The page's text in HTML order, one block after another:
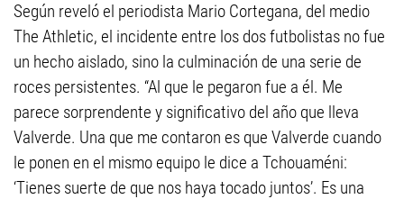
Según reveló el periodista Mario Cortegana, del medio
The Athletic, el incidente entre los dos futbolistas no fue
un hecho aislado, sino la culminación de una serie de
roces persistentes. “Al que le pegaron fue a él. Me
parece sorprendente y significativo del año que lleva
Valverde. Una que me contaron es que Valverde cuando
le ponen en el mismo equipo le dice a Tchouaméni:
‘Tienes suerte de que nos haya tocado juntos’. Es una